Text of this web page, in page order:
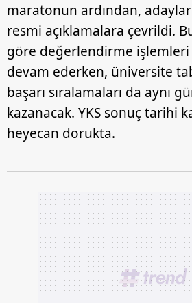
maratonun ardından,
resmi açıklamalara çevrildi.
göre değerlendirme işlemleri
devam ederken, üniversite
başarı sıralamaları da aynı
kazanacak. YKS sonuç tarihi
heyecan dorukta.